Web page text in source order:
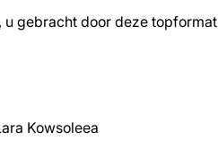
u gebracht door deze
Kowsoleea